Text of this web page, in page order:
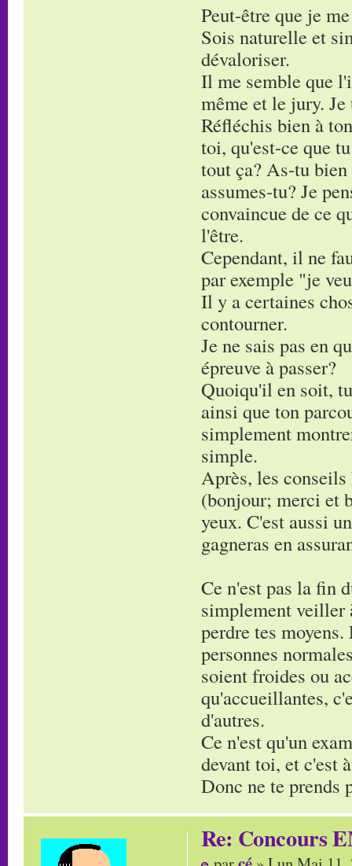
Peut-être que je
Sois naturelle et
dévaloriser.
Il me semble que
même et le jury.
Réfléchis bien à
toi, qu'est-ce que
tout ça? As-tu bien
assumes-tu? Je
convaincue de ce
l'être.
Cependant, il ne
par exemple "je
Il y a certaines
contourner.
Je ne sais pas en
épreuve à passer?
Quoiqu'il en soit,
ainsi que ton
simplement
simple.
Après, les
(bonjour; merci et
yeux. C'est aussi
gagneras en
Ce n'est pas la fin
simplement veiller
perdre tes
personnes
soient froides ou
qu'accueillantes,
d'autres.
Ce n'est qu'un
devant toi, et c'est
Donc ne te prends
Re: Concours